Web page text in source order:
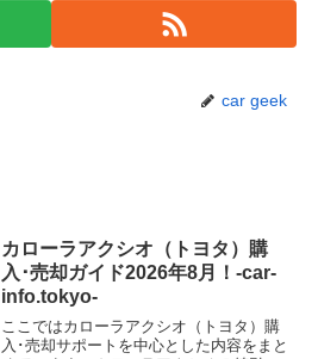
car geek
カローラアクシオ（トヨタ）購
入･売却ガイド2026年8月！-car-
info.tokyo-
ここではカローラアクシオ（トヨタ）購
入･売却サポートを中心とした内容をまと